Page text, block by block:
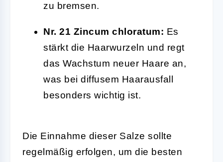
zu bremsen.
Nr. 21 Zincum chloratum: Es
stärkt die Haarwurzeln und regt
das Wachstum neuer Haare an,
was bei diffusem Haarausfall
besonders wichtig ist.
Die Einnahme dieser Salze sollte
regelmäßig erfolgen, um die besten